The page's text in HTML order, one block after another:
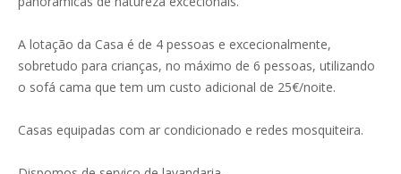
A lotação da Casa é de 4 pessoas e excecionalmente,
sobretudo para crianças, no máximo de 6 pessoas, utilizando
o sofá cama que tem um custo adicional de 25€/noite.
Casas equipadas com ar condicionado e redes mosquiteira.